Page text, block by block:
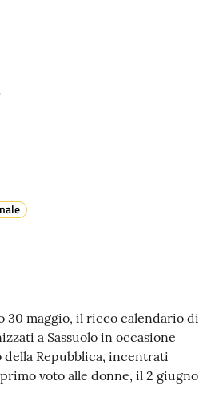
30 maggio, il ricco calendario di
a Sassuolo in occasione
della Repubblica, incentrati
voto alle donne, il 2 giugno